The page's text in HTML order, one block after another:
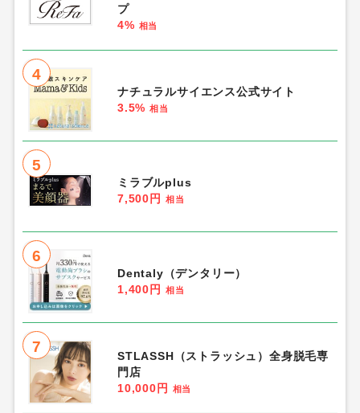
プ
4% 相当
4
ナチュラルサイエンス公式サイト
3.5% 相当
5
ミラブルplus
7,500円
相当
6
Dentaly（デンタリー）
1,400円
相当
7
STLASSH（ストラッシュ）全身脱毛専
門店
10,000円
相当